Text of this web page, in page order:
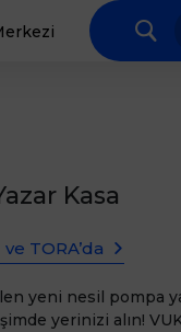
Kasa
TORA’da
yeni nesil pompa
yerinizi alın!